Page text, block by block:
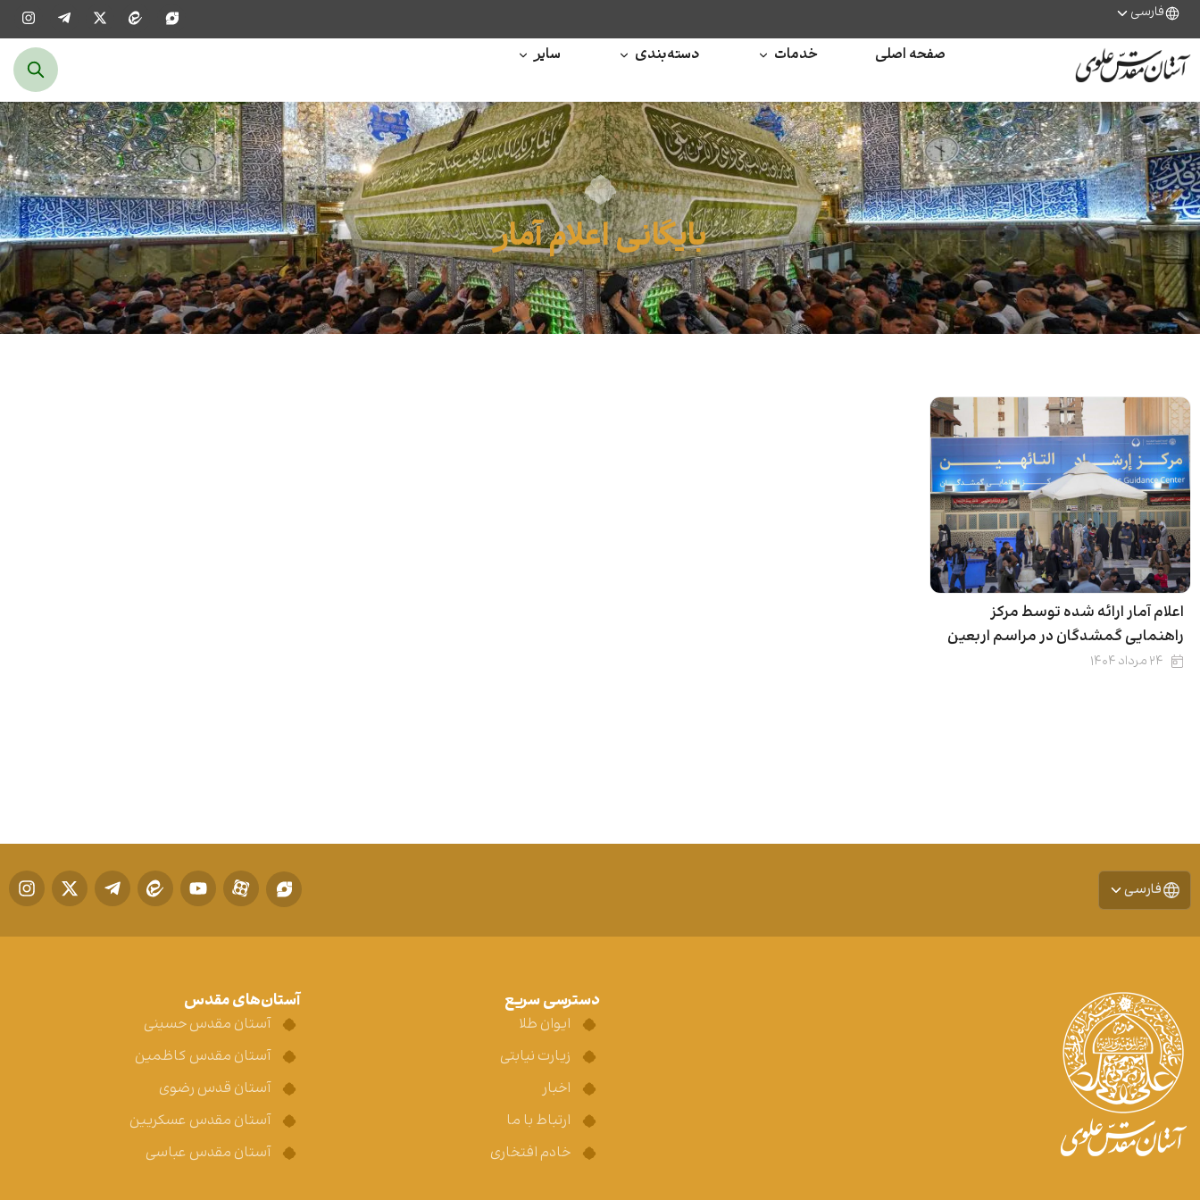
فارسی
صفحه اصلی خدمات دسته‌بندی سایر
بایگانی اعلام آمار
اعلام آمار ارائه شده توسط مرکز
راهنمایی گمشدگان در مراسم اربعین
۲۴ مرداد ۱۴۰۴
فارسی
دسترسی سریع
ایوان طلا
زیارت نیابتی
اخبار
ارتباط با ما
خادم افتخاری
آستان‌های مقدس
آستان مقدس حسینی
آستان مقدس کاظمین
آستان قدس رضوی
آستان مقدس عسکریین
آستان مقدس عباسی